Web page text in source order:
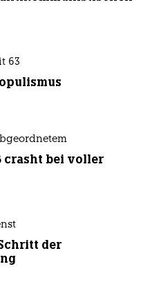
63
crasht bei voller
der